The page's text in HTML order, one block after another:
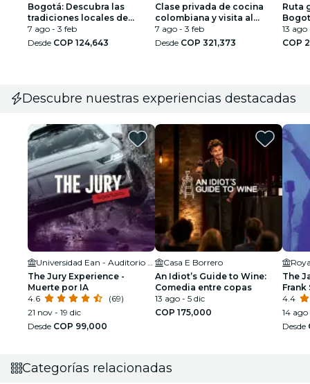
Bogotá: Descubra las
tradiciones locales de
desayuno y degustación
7 ago - 3 feb
Desde COP 124,643
Clase privada de cocina
colombiana y visita al
mercado de Bogotá
7 ago - 3 feb
Desde COP 321,373
Ruta
13
COP
Descubre nuestras experiencias destacadas
The Jury Experience -
Muerte por IA
4.6
(69)
21 nov - 19 dic
Desde COP 99,000
Casa E Borrero
An Idiot’s Guide to Wine:
Comedia entre copas
13 ago - 5 dic
COP 175,000
The
Frank
4.4
14
Desde
Categorías relacionadas